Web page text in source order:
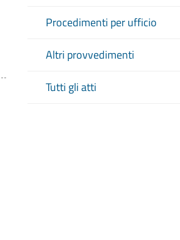
Procedimenti per ufficio
Altri provvedimenti
Tutti gli atti